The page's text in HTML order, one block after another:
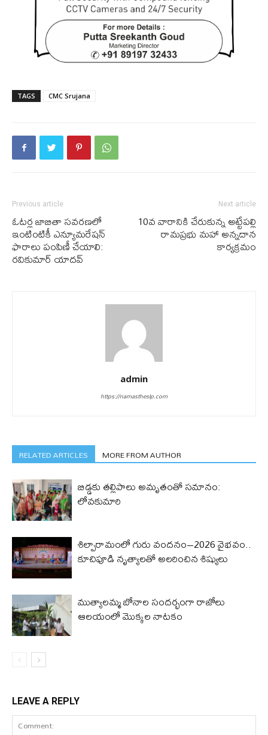
TAGS CMC Srujana
Previous article
ఓటర్ల జాబితా సవరణలో
ఇంటింటికీ ఎన్యూమరేషన్
ఫారాలు పంపిణీ చేయాలి:
రవికుమార్ యాదవ్
Next article
10వ వారానికి చేరుకున్న అట్టేపల్లి
రామప్రభు మహా అన్నదాన
కార్యక్రమం
admin
https://namastheslp.com
RELATED ARTICLES MORE FROM AUTHOR
బిడ్డ‌కు త‌ల్లిపాలు అమృతంతో స‌మానం:
లోవ‌కుమారి
శిల్పారామంలో గురు వందనం–2026 వైభవం..
కూచిపూడి నృత్యాలతో అలరించిన శిష్యులు
ముత్యాలమ్మ బోనాల సందర్భంగా రాజోలు
ఆలయంలో మొక్కల నాటకం
LEAVE A REPLY